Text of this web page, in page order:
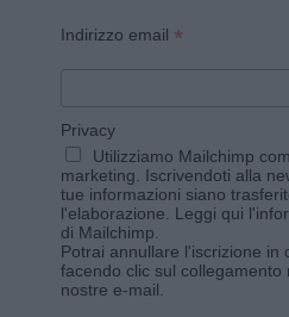
Indirizzo email *
Privacy
Utilizziamo Mailchimp
marketing. Iscrivendoti alla
tue informazioni siano
l'elaborazione. Leggi qui
di Mailchimp
Potrai annullare l'iscrizione in
facendo clic sul collegamento
nostre e-mail.